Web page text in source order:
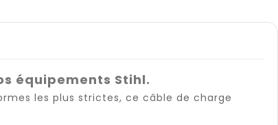
équipements Stihl.
les plus strictes, ce câble de charge